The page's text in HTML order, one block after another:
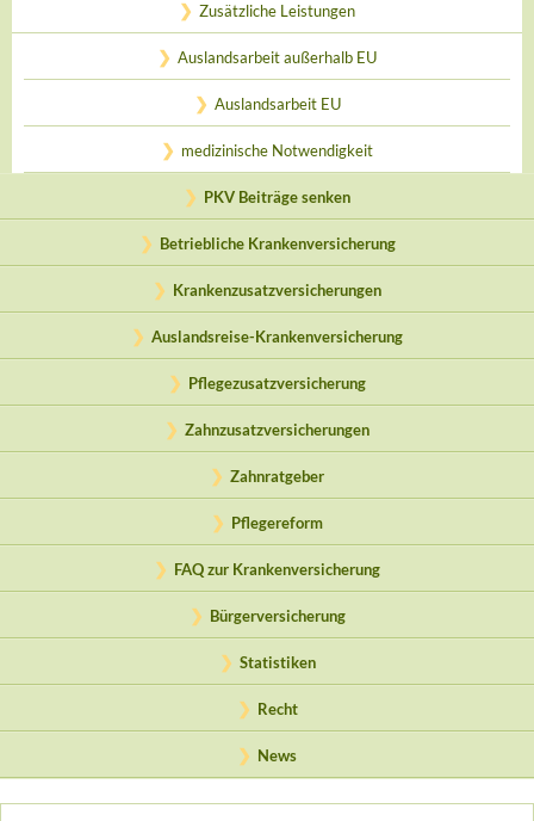
Zusätzliche Leistungen
Auslandsarbeit außerhalb EU
Auslandsarbeit EU
medizinische Notwendigkeit
PKV Beiträge senken
Betriebliche Krankenversicherung
Krankenzusatzversicherungen
Auslandsreise-Krankenversicherung
Pflegezusatzversicherung
Zahnzusatzversicherungen
Zahnratgeber
Pflegereform
FAQ zur Krankenversicherung
Bürgerversicherung
Statistiken
Recht
News